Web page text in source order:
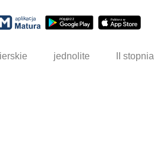
jednolite II stopnia